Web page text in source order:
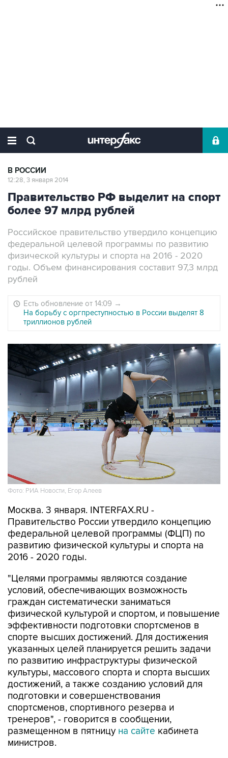
В РОССИИ
12:28, 3 января 2014
Правительство РФ выделит на спорт
более 97 млрд рублей
Российское правительство утвердило концепцию
федеральной целевой программы по развитию
физической культуры и спорта на 2016 - 2020
годы. Объем финансирования составит 97,3 млрд
рублей
Есть обновление от 14:09 →
На борьбу с оргпреступностью в России выделят 8
триллионов рублей
Фото: РИА Новости, Егор Алеев
Москва. 3 января. INTERFAX.RU -
Правительство России утвердило концепцию
федеральной целевой программы (ФЦП) по
развитию физической культуры и спорта на
2016 - 2020 годы.
"Целями программы являются создание
условий, обеспечивающих возможность
граждан систематически заниматься
физической культурой и спортом, и повышение
эффективности подготовки спортсменов в
спорте высших достижений. Для достижения
указанных целей планируется решить задачи
по развитию инфраструктуры физической
культуры, массового спорта и спорта высших
достижений, а также созданию условий для
подготовки и совершенствования
спортсменов, спортивного резерва и
тренеров", - говорится в сообщении,
размещенном в пятницу на сайте кабинета
министров.